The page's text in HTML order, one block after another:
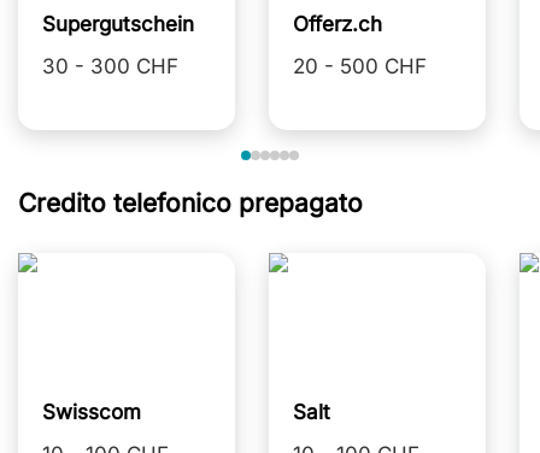
Supergutschein
30 - 300 CHF
Offerz.ch
20 - 500 CHF
Credito telefonico prepagato
Swisscom
Salt